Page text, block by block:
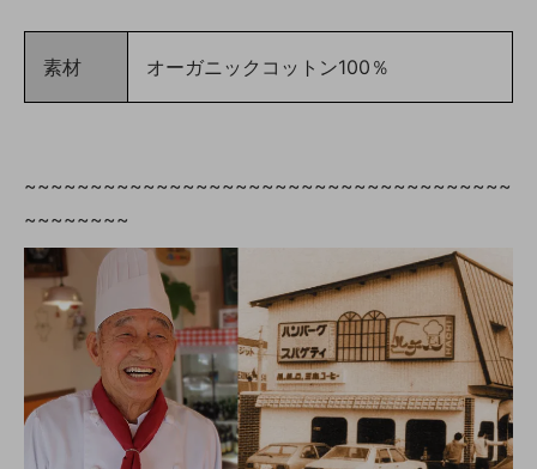
素材 オーガニックコットン100％
~~~~~~~~~~~~~~~~~~~~~~~~~~~~~~~~~~~~~
~~~~~~~~